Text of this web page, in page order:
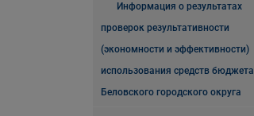
Информация о результатах
проверок результативности
(экономности и эффективности)
использования средств бюджета
Беловского городского округа